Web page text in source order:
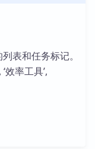
表和任务标记。
效率工具’,